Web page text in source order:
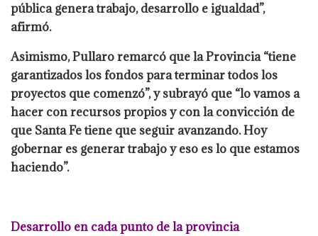
pública genera trabajo, desarrollo e igualdad”,
afirmó.
Asimismo, Pullaro remarcó que la Provincia “tiene
garantizados los fondos para terminar todos los
proyectos que comenzó”, y subrayó que “lo vamos a
hacer con recursos propios y con la convicción de
que Santa Fe tiene que seguir avanzando. Hoy
gobernar es generar trabajo y eso es lo que estamos
haciendo”.
Desarrollo en cada punto de la provincia